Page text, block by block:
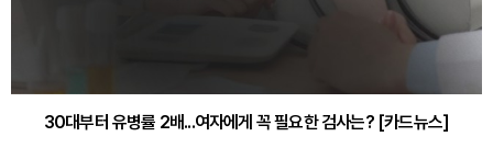
30대부터 유병률 2배...여자에게 꼭 필요한 검사는? [카드뉴스]
감기·독감 예방하고 면역력 높이는 4가지 영양제 [카드뉴스]